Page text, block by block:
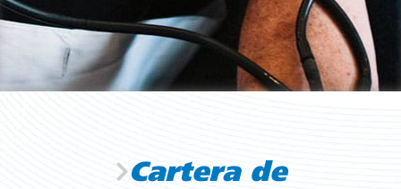
Cartera de